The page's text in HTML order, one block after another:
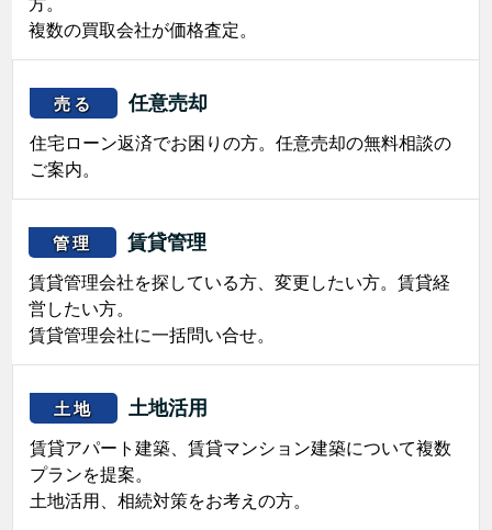
複数の買取会社が価格査定。
売る 任意売却
住宅ローン返済でお困りの方。任意売却の無料相談の
ご案内。
管理 賃貸管理
賃貸管理会社を探している方、変更したい方。賃貸経
営したい方。
賃貸管理会社に一括問い合せ。
土地 土地活用
賃貸アパート建築、賃貸マンション建築について複数
プランを提案。
土地活用、相続対策をお考えの方。